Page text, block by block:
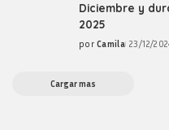
Diciembre y
2025
Posted
por Camila 23/12/
Cargar mas